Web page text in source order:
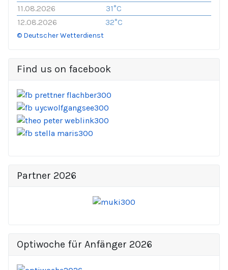
11.08.2026
31°C
12.08.2026
32°C
© Deutscher Wetterdienst
Find us on facebook
Partner 2026
Optiwoche für Anfänger 2026